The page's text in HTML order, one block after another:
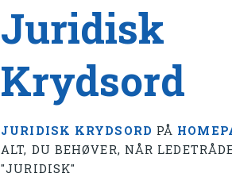
Juridisk
Krydsord
JURIDISK KRYDSORD PÅ
ALT, DU BEHØVER, NÅR
"JURIDISK"